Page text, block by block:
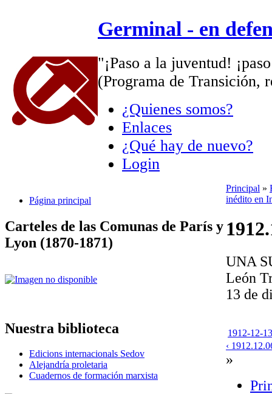
Germinal - en
"¡Paso a la juventud!
(Programa de Transición,
¿Quienes somos?
Enlaces
¿Qué hay de nuevo?
Login
Página principal
Carteles de las Comunas de París y
Lyon (1870-1871)
Nuestra biblioteca
Edicions internacionals Sedov
Alejandría proletaria
Cuadernos de formación marxista
Principal »
inédito en
UNA
León
13 de
1912-12-
‹
»